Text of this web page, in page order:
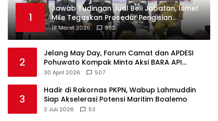
1
Jawab Tudingan Jual Beli Jabatan, Ismet
Mile Tegaskan Prosedur Pengisian
Jabatan
18 Maret 2026 952
2
Jelang May Day, Forum Camat dan APDESI
Pohuwato Kompak Minta Aksi BARA API
Ditunda
30 April 2026 507
3
Hadir di Rakornas PKPN, Wabup Lahmuddin
Siap Akselerasi Potensi Maritim Boalemo
2 Juli 2026 53